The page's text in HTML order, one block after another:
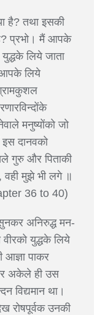
है? तथा इसकी
प्रभो। मैं आपके
लिये जाता
आपके लिये
मनुष्योंको जो
दानवको
गुरु और पिताकी
वही मुझे भी लगे ॥
36 to 40)
अनिरुद्ध मन-
युद्धके लिये
पाकर
अकेले ही उस
विद्यमान था।
रोषपूर्वक उनकी